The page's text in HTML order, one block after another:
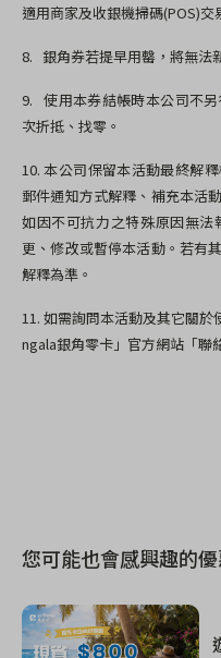
適用商家及收銀機掃碼(POS)交
8. 銀角券若提早用罄，將無法
9.使用本券結帳時本公司不
次折抵、找零。
10.本公司保留本活動最終解
郵件通知方式解釋、補充本活
如因不可抗力之特殊原因無
更、修改或暫停本活動。若有
解釋為準。
11.如需詢問本活動及其它關於
ngala銀角零卡」官方網站「聯
您可能也會感興趣的